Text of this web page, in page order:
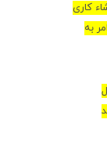
کاری
به